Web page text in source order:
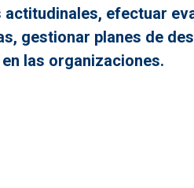
efectuar
gestionar planes de
las organizaciones.